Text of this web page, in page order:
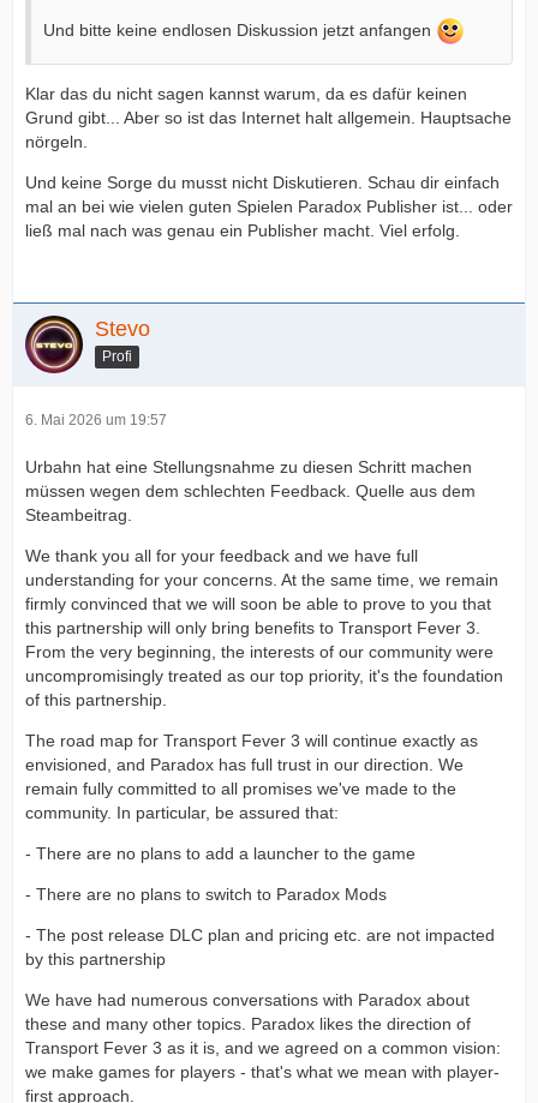
Und bitte keine endlosen Diskussion jetzt anfangen
Klar das du nicht sagen kannst warum, da es dafür keinen
Grund gibt... Aber so ist das Internet halt allgemein. Hauptsache
nörgeln.
Und keine Sorge du musst nicht Diskutieren. Schau dir einfach
mal an bei wie vielen guten Spielen Paradox Publisher ist... oder
ließ mal nach was genau ein Publisher macht. Viel erfolg.
Stevo
Profi
6. Mai 2026 um 19:57
Urbahn hat eine Stellungsnahme zu diesen Schritt machen
müssen wegen dem schlechten Feedback. Quelle aus dem
Steambeitrag.
We thank you all for your feedback and we have full
understanding for your concerns. At the same time, we remain
firmly convinced that we will soon be able to prove to you that
this partnership will only bring benefits to Transport Fever 3.
From the very beginning, the interests of our community were
uncompromisingly treated as our top priority, it's the foundation
of this partnership.
The road map for Transport Fever 3 will continue exactly as
envisioned, and Paradox has full trust in our direction. We
remain fully committed to all promises we've made to the
community. In particular, be assured that:
- There are no plans to add a launcher to the game
- There are no plans to switch to Paradox Mods
- The post release DLC plan and pricing etc. are not impacted
by this partnership
We have had numerous conversations with Paradox about
these and many other topics. Paradox likes the direction of
Transport Fever 3 as it is, and we agreed on a common vision:
we make games for players - that's what we mean with player-
first approach.